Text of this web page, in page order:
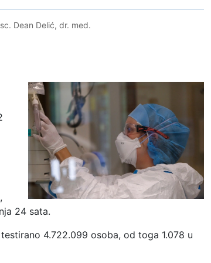
Dean Delić, dr. med.
24 sata.
4.722.099 osoba, od toga 1.078 u